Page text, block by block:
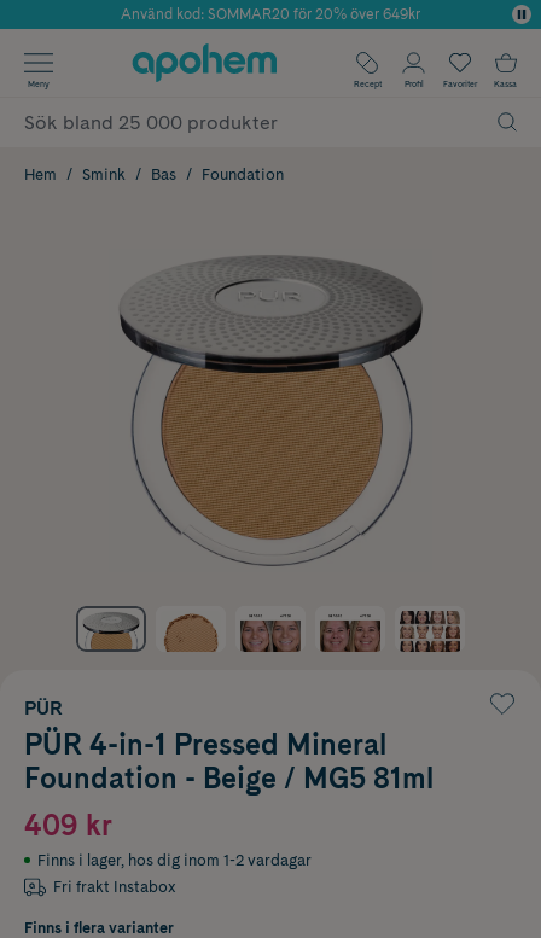
Årets Butik 2025 inom Skönhet
Använd kod: SOMMAR20 för 20% över 649kr
✓ Fri frakt
✓ Poäng på alla köp*
Meny Recept Profil Favoriter Kassa
Hem Smink Bas Foundation
PÜR
PÜR 4-in-1 Pressed Mineral
Foundation - Beige / MG5 81ml
409 kr
Finns i lager, hos dig inom 1-2 vardagar
Fri frakt Instabox
Finns i flera varianter